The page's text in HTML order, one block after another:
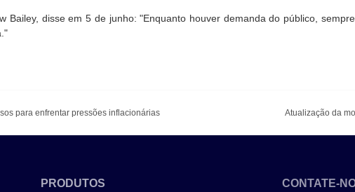
Bailey, disse em 5 de junho: "Enquanto houver demanda do público,
para enfrentar pressões inflacionárias Atualização da
PRODUTOS CONTATE-